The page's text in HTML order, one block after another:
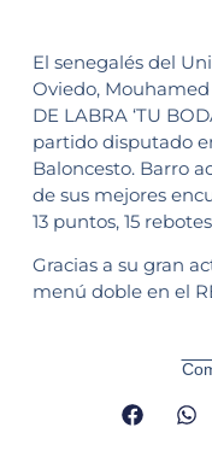
El senegalés del
Oviedo,
DE LABRA ‘TU
partido disputado
Baloncesto. Barro
de sus mejores
13 puntos, 15
Gracias a su gran
menú doble en el